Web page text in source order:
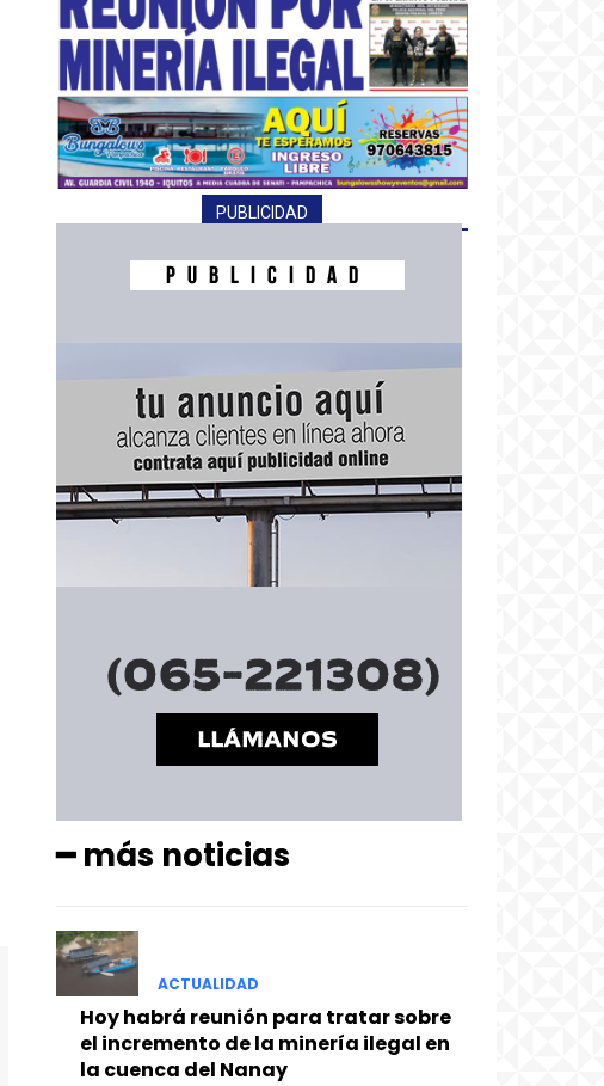
PUBLICIDAD
━ más noticias
ACTUALIDAD
Hoy habrá reunión para tratar sobre
el incremento de la minería ilegal en
la cuenca del Nanay